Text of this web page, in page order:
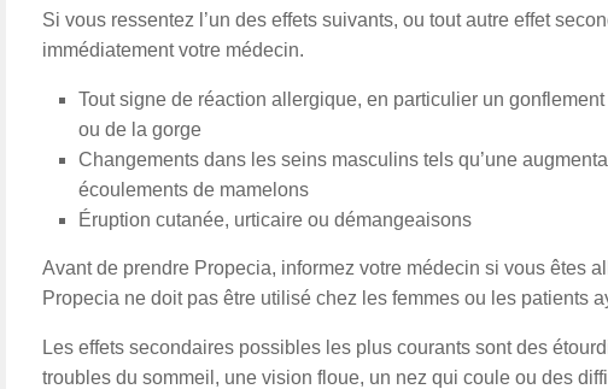
Si vous ressentez l’un des effets suivants, ou tout autre effet
immédiatement votre médecin.
Tout signe de réaction allergique, en particulier un
ou de la gorge
Changements dans les seins masculins tels qu’une
écoulements de mamelons
Éruption cutanée, urticaire ou démangeaisons
Avant de prendre Propecia, informez votre médecin si vous êtes
Propecia ne doit pas être utilisé chez les femmes ou les patients
Les effets secondaires possibles les plus courants sont des
troubles du sommeil, une vision floue, un nez qui coule ou des